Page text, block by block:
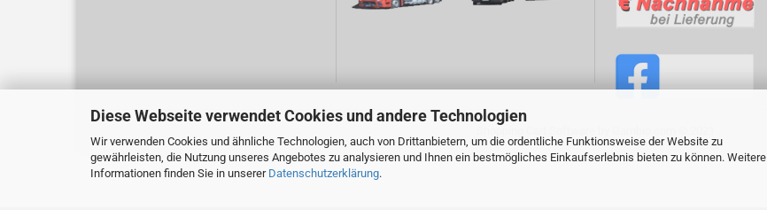
Diese Webseite verwendet Cookies und andere Technologien
Wir verwenden Cookies und ähnliche Technologien, auch von Drittanbietern, um die ordentliche Funktionsweise der Website zu
gewährleisten, die Nutzung unseres Angebotes zu analysieren und Ihnen ein bestmögliches Einkaufserlebnis bieten zu können. Weitere
Informationen finden Sie in unserer Datenschutzerklärung.